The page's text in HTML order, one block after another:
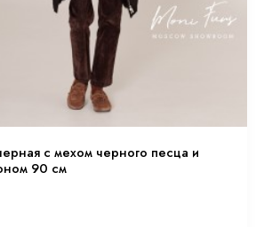
с мехом черного песца и
90 см